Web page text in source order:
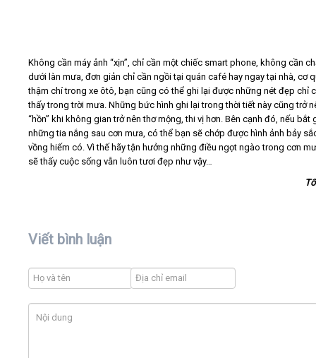
Không cần máy ảnh “xịn”, chỉ cần một chiếc smart phone, không cần
dưới làn mưa, đơn giản chỉ cần ngồi tại quán café hay ngay tại nhà, cơ
thậm chí trong xe ôtô, bạn cũng có thể ghi lại được những nét đẹp chỉ
thấy trong trời mưa. Những bức hình ghi lại trong thời tiết này cũng trở
“hồn” khi không gian trở nên thơ mộng, thi vị hơn. Bên cạnh đó, nếu bắt
những tia nắng sau cơn mưa, có thể bạn sẽ chớp được hình ảnh bảy
vồng hiếm có. Vì thế hãy tận hưởng những điều ngọt ngào trong cơn
sẽ thấy cuộc sống vẫn luôn tươi đẹp như vậy…
Viết bình luận